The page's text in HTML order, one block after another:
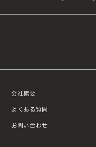
会社概要
よくある質問
お問い合わせ